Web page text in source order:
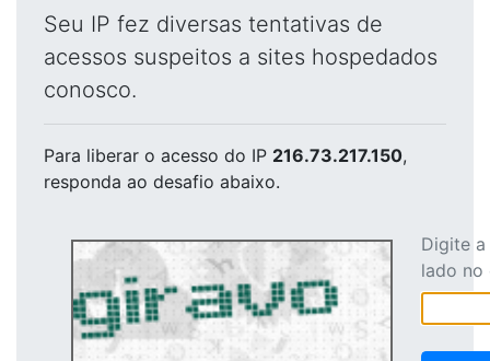
Seu IP fez diversas tentativas de
acessos suspeitos a sites hospedados
conosco.
Para liberar o acesso do IP 216.73.217.150,
responda ao desafio abaixo.
Digite
lado no